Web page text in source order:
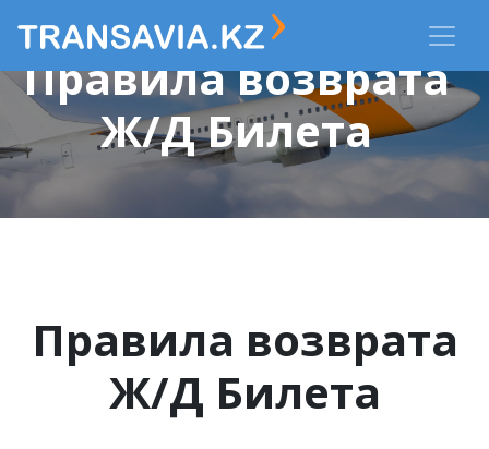
Правила возврата
Ж/Д Билета
Правила возврата
Ж/Д Билета